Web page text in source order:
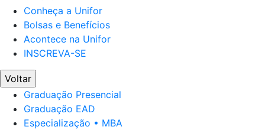
Conheça a Unifor
Bolsas e Benefícios
Acontece na Unifor
INSCREVA-SE
Voltar
Graduação Presencial
Graduação EAD
Especialização • MBA